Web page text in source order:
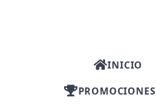
INICIO
PROMOCIONES